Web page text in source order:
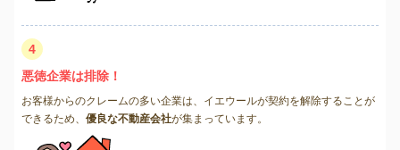
4
悪徳企業は排除！
お客様からのクレームの多い企業は、イエウールが契約を解除することが
できるため、 優良な不動産会社が集まっています。